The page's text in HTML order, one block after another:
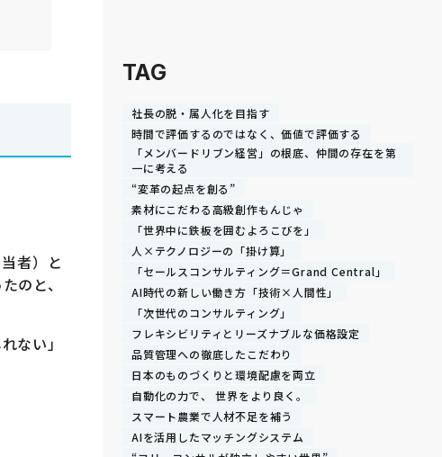
者）と
のと、
ない」
TAG
社長の脱・属人化を目指す
時間で評価するのではなく、価値で評価する
「メンバードリブン経営」の根底、仲間の存在を第
一に考える
“変革の起点を創る”
素材にこだわる高級創作もんじゃ
「世界中に鉄板を囲むよろこびを」
人×テクノロジーの「掛け算」
「セールスコンサルティング＝Grand Central」
AI時代の新しい働き方「技術×人間性」
「次世代のコンサルティング」
フレキシビリティとリーズナブルな価格設定
品質管理への徹底したこだわり
日本のものづくりと環境配慮を両立
自動化の力で、 世界をより良く。
スマート農業で人材不足を補う
AIを活用したマッチングシステム